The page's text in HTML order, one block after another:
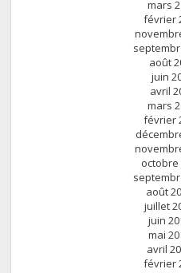
mars
février
août
juin
avril
mars
février
octobre
août
juillet
juin
mai
avril
février